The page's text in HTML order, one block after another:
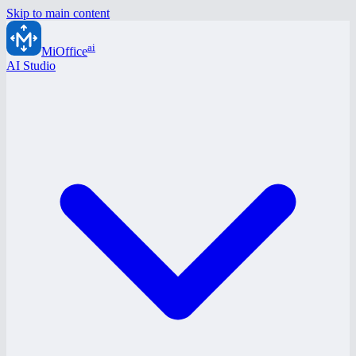
Skip to main content
MiOfficeai
AI Studio